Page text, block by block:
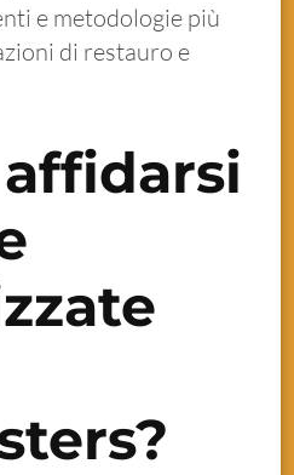
e metodologie più
di restauro e